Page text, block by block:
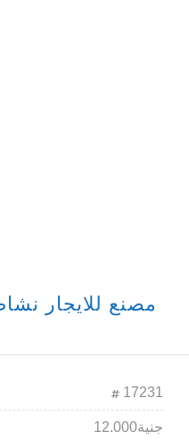
مصنع للايجار
17231
12.000جنية